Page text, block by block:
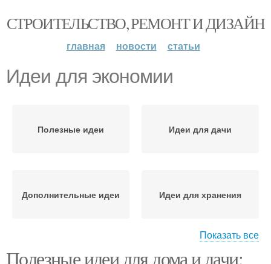
СТРОИТЕЛЬСТВО, РЕМОНТ И ДИЗАЙН
главная новости статьи
Идеи для экономии
Полезные идеи Идеи для дачи
Дополнительные идеи Идеи для хранения
Идеи по переработке Идеи для организации
Показать все
Полезные идеи для дома и дачи: